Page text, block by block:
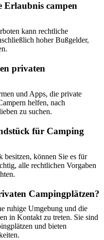
Erlaubnis campen
kann rechtliche
hoher Bußgelder,
privaten
und Apps, die private
helfen, nach
zu suchen.
für Camping
besitzen, können Sie es für
alle rechtlichen Vorgaben
Campingplätzen?
ruhige Umgebung und die
in Kontakt zu treten. Sie sind
und bieten